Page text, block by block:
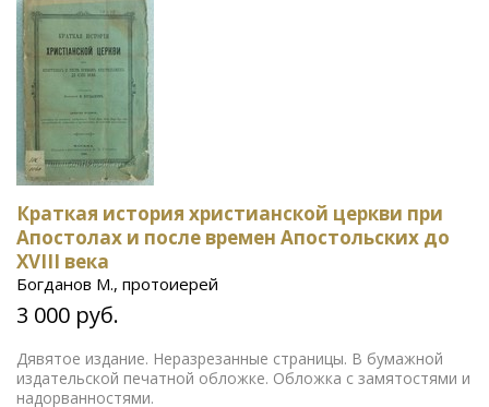
Краткая история христианской церкви при
Апостолах и после времен Апостольских до
XVIII века
Богданов М., протоиерей
3 000 руб.
Дявятое издание. Неразрезанные страницы. В бумажной
издательской печатной обложке. Обложка с замятостями и
надорванностями.